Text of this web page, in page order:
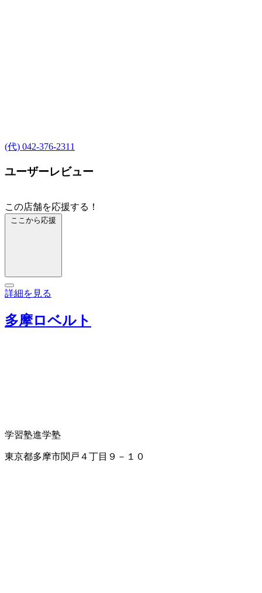
(代) 042-376-2311
ユーザーレビュー
この店舗を応援する！
ここから応援
詳細を見る
多摩ロベルト
学習塾進学塾
東京都多摩市関戸４丁目９－１０